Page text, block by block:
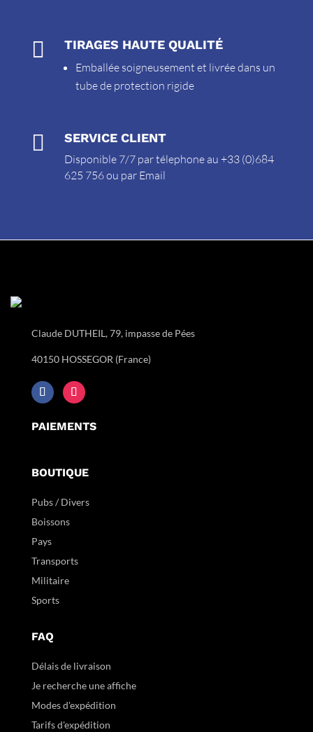
 TIRAGES HAUTE QUALITÉ
Emballée soigneusement et livrée dans un
tube de protection rigide
 SERVICE CLIENT
Disponible 7/7 par télephone au +33 (0)684
625 756 ou par Email
Claude DUTHEIL, 79, impasse de Pées
40150 HOSSEGOR (France)
PAIEMENTS
BOUTIQUE
Pubs / Divers
Boissons
Pays
Transports
Militaire
Sports
FAQ
Délais de livraison
Je recherche une affiche
Modes d'expédition
Tarifs d'expédition